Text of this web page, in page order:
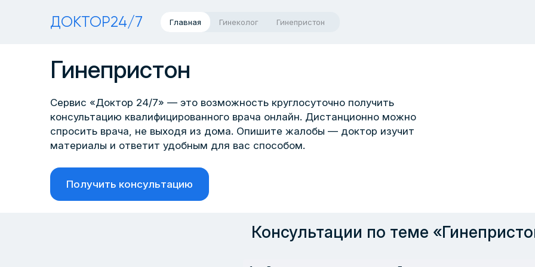
ДОКТОР24/7 Главная Гинеколог Гинепристон
Гинепристон
Сервис «Доктор 24/7» — это возможность круглосуточно получить
консультацию квалифицированного врача онлайн. Дистанционно можно
спросить врача, не выходя из дома. Опишите жалобы — доктор изучит
материалы и ответит удобным для вас способом.
Получить консультацию
Консультации по теме